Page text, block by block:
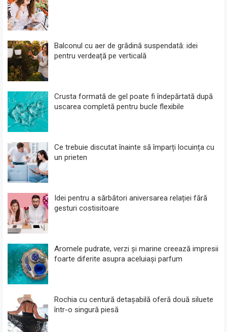
Balconul cu aer de grădină suspendată: idei
pentru verdeață pe verticală
Crusta formată de gel poate fi îndepărtată după
uscarea completă pentru bucle flexibile
Ce trebuie discutat înainte să împarți locuința cu
un prieten
Idei pentru a sărbători aniversarea relației fără
gesturi costisitoare
Aromele pudrate, verzi și marine creează impresii
foarte diferite asupra aceluiași parfum
Rochia cu centură detașabilă oferă două siluete
într-o singură piesă